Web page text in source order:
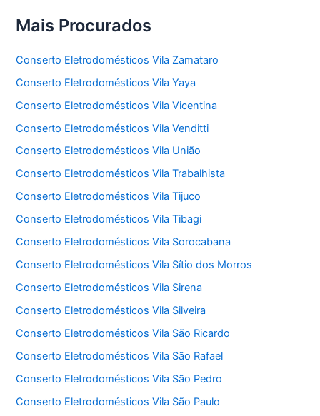
Mais Procurados
Conserto Eletrodomésticos Vila Zamataro
Conserto Eletrodomésticos Vila Yaya
Conserto Eletrodomésticos Vila Vicentina
Conserto Eletrodomésticos Vila Venditti
Conserto Eletrodomésticos Vila União
Conserto Eletrodomésticos Vila Trabalhista
Conserto Eletrodomésticos Vila Tijuco
Conserto Eletrodomésticos Vila Tibagi
Conserto Eletrodomésticos Vila Sorocabana
Conserto Eletrodomésticos Vila Sítio dos Morros
Conserto Eletrodomésticos Vila Sirena
Conserto Eletrodomésticos Vila Silveira
Conserto Eletrodomésticos Vila São Ricardo
Conserto Eletrodomésticos Vila São Rafael
Conserto Eletrodomésticos Vila São Pedro
Conserto Eletrodomésticos Vila São Paulo